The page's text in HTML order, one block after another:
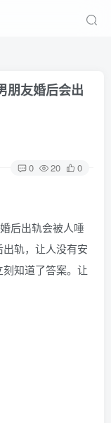
朋友婚后会出
0 20 0
后出轨会被人唾
轨，让人没有安
刻知道了答案。让